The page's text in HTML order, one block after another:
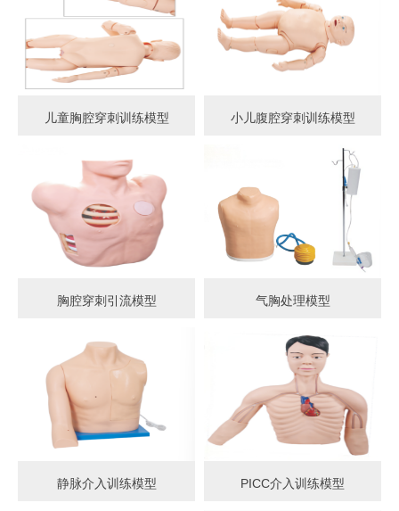
儿童胸腔穿刺训练模型 小儿腹腔穿刺训练模型
胸腔穿刺引流模型 气胸处理模型
静脉介入训练模型 PICC介入训练模型